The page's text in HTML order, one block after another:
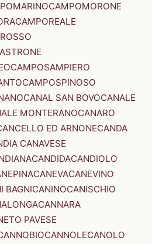
CAMPOMORONE
CAMPOREALE
CAMPOSAMPIERO
CAMPOSPINOSO
CANAL SAN BOVOCANALE
MONTERANOCANARO
ED ARNONECANDA
CANAVESE
CANDIDACANDIOLO
CANEVACANEVINO
BAGNICANINOCANISCHIO
CANNARA
PAVESE
CANNOLECANOLO